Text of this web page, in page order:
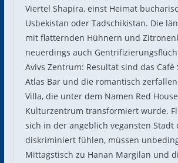
Viertel Shapira, einst Heimat
Usbekistan oder Tadschikistan. Die
mit flatternden Hühnern und
neuerdings auch
Avivs Zentrum: Resultat sind das Café
Atlas Bar und die romantisch
Villa, die unter dem Namen Red
Kulturzentrum transformiert wurde.
sich in der angeblich vegansten Stadt
diskriminiert fühlen, müssen
Mittagstisch zu Hanan Margilan und